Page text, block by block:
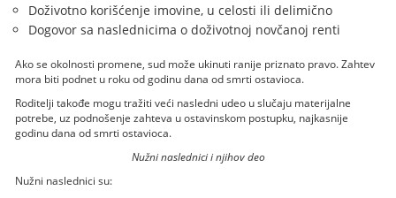
Doživotno korišćenje imovine, u celosti ili delimično
Dogovor sa naslednicima o doživotnoj novčanoj renti
Ako se okolnosti promene, sud može ukinuti ranije priznato pravo. Zahtev
mora biti podnet u roku od godinu dana od smrti ostavioca.
Roditelji takođe mogu tražiti veći nasledni udeo u slučaju materijalne
potrebe, uz podnošenje zahteva u ostavinskom postupku, najkasnije
godinu dana od smrti ostavioca.
Nužni naslednici i njihov deo
Nužni naslednici su: